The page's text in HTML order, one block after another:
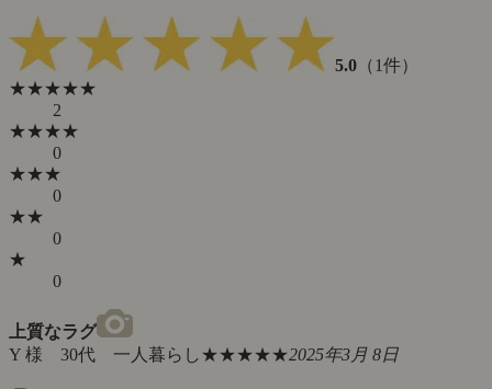
5.0 （1件）
★★★★★
2
★★★★
0
★★★
0
★★
0
★
0
上質なラグ
Y 様 30代 一人暮らし★★★★★2025年3月 8日